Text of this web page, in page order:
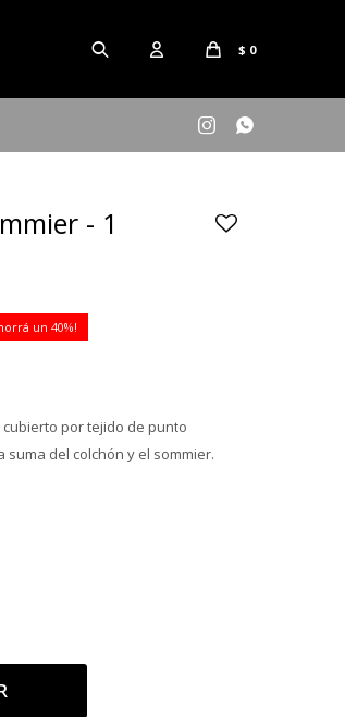
$ 0
 
- 1
40
por tejido de punto
suma del colchón y el sommier.